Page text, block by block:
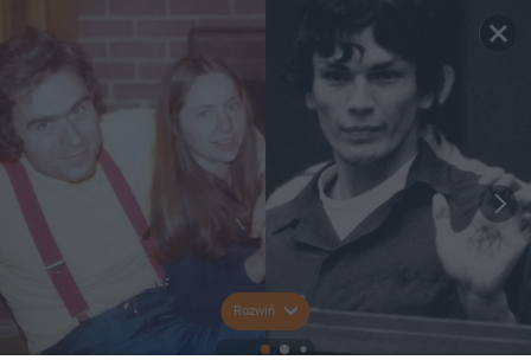
Rozwiń